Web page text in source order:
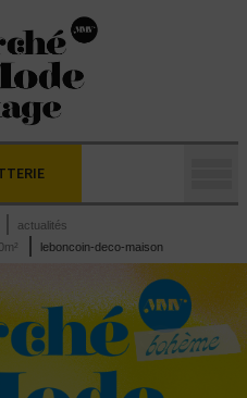
actualités
leboncoin-deco-maison